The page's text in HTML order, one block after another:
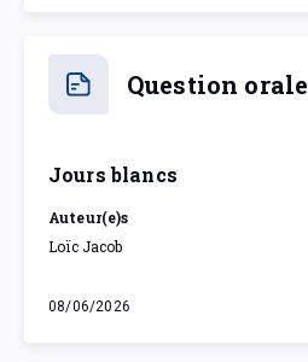
Question orale
Jours blancs
Auteur(e)s
Loïc Jacob
08/06/2026
lundi 8 juin 2026